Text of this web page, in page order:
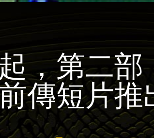
，第二部
傳短片推